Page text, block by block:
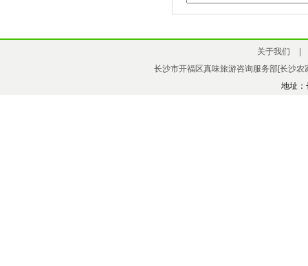
关于我们
长沙市开福区真味旅游咨询服务部[长沙农
地址：